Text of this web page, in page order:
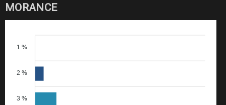
MORANCE
1 %
2 %
3 %